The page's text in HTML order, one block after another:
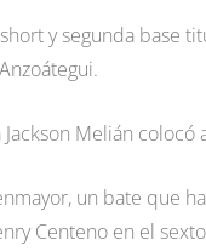
y segunda base
Jackson Melián
un bate que
Centeno en el